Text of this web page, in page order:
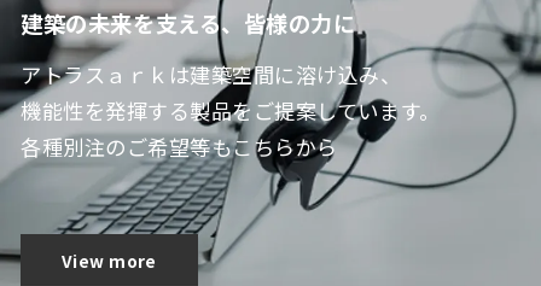
建築の未来を支える、皆様の力に
アトラスａｒｋは建築空間に溶け込み、
機能性を発揮する製品をご提案しています。
各種別注のご希望等もこちらから
View more